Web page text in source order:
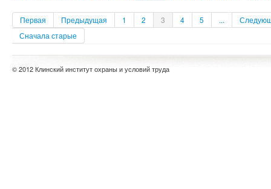
Первая Предыдущая 1 2 3 4 5 ...
Сначала старые
© 2012 Клинский институт охраны и условий труда